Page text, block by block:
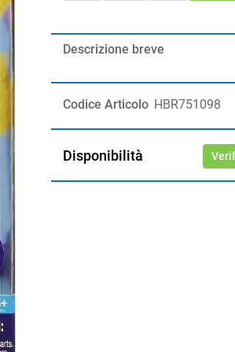
Descrizione breve
Codice Articolo HBR751098
Disponibilità